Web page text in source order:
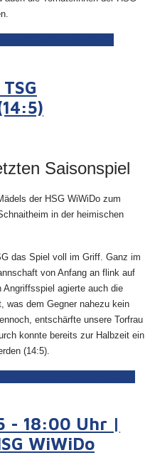
Saisonspiel
der HSG WiWiDo zum
in der heimischen
das Spiel voll im Griff. Ganz im
von Anfang an flink auf
Angriffsspiel agierte auch die
was dem Gegner nahezu kein
entschärfte unsere Torfrau
konnte bereits zur Halbzeit ein
(14:5).
- 18:00 Uhr |
WiWiDo